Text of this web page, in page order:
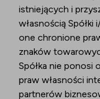
istniejących i
własnością
one chronione
znaków
Spółka nie ponosi
praw własności
partnerów